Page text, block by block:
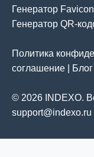
Генератор
Генератор QR-
Политика
соглашение
Блог
© 2026 INDEXO.
support@indexo.ru